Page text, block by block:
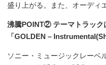
盛り上がる。また、オーディ
沸騰POINT② テーマトラック
「GOLDEN –
ソニー・ミュージックレーベ